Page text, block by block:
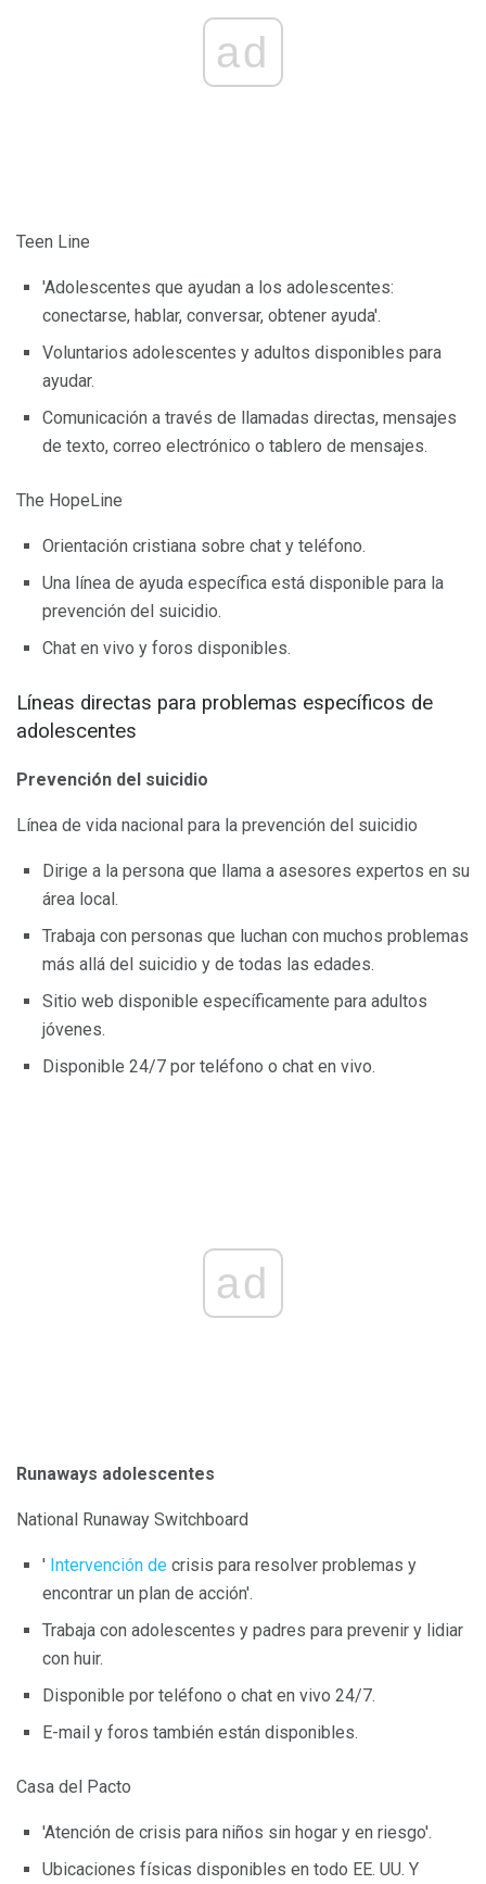
ad
Teen Line
'Adolescentes que ayudan a los adolescentes:
conectarse, hablar, conversar, obtener ayuda'.
Voluntarios adolescentes y adultos disponibles para
ayudar.
Comunicación a través de llamadas directas, mensajes
de texto, correo electrónico o tablero de mensajes.
The HopeLine
Orientación cristiana sobre chat y teléfono.
Una línea de ayuda específica está disponible para la
prevención del suicidio.
Chat en vivo y foros disponibles.
Líneas directas para problemas específicos de
adolescentes
Prevención del suicidio
Línea de vida nacional para la prevención del suicidio
Dirige a la persona que llama a asesores expertos en su
área local.
Trabaja con personas que luchan con muchos problemas
más allá del suicidio y de todas las edades.
Sitio web disponible específicamente para adultos
jóvenes.
Disponible 24/7 por teléfono o chat en vivo.
ad
Runaways adolescentes
National Runaway Switchboard
' Intervención de crisis para resolver problemas y
encontrar un plan de acción'.
Trabaja con adolescentes y padres para prevenir y lidiar
con huir.
Disponible por teléfono o chat en vivo 24/7.
E-mail y foros también están disponibles.
Casa del Pacto
'Atención de crisis para niños sin hogar y en riesgo'.
Ubicaciones físicas disponibles en todo EE. UU. Y